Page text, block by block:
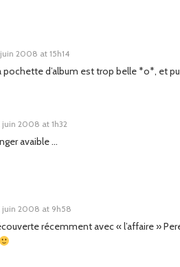
2008 at 15h14
pochette d’album est trop belle *o*, et
2008 at 1h32
avaible …
juin 2008 at 9h58
récemment avec « l’affaire »